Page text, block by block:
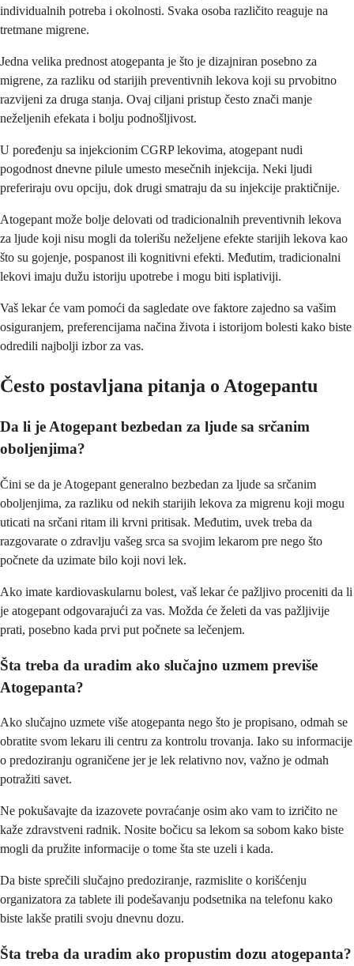
individualnih potreba i okolnosti. Svaka osoba različito reaguje na
tretmane migrene.
Jedna velika prednost atogepanta je što je dizajniran posebno za
migrene, za razliku od starijih preventivnih lekova koji su prvobitno
razvijeni za druga stanja. Ovaj ciljani pristup često znači manje
neželjenih efekata i bolju podnošljivost.
U poređenju sa injekcionim CGRP lekovima, atogepant nudi
pogodnost dnevne pilule umesto mesečnih injekcija. Neki ljudi
preferiraju ovu opciju, dok drugi smatraju da su injekcije praktičnije.
Atogepant može bolje delovati od tradicionalnih preventivnih lekova
za ljude koji nisu mogli da tolerišu neželjene efekte starijih lekova kao
što su gojenje, pospanost ili kognitivni efekti. Međutim, tradicionalni
lekovi imaju dužu istoriju upotrebe i mogu biti isplativiji.
Vaš lekar će vam pomoći da sagledate ove faktore zajedno sa vašim
osiguranjem, preferencijama načina života i istorijom bolesti kako biste
odredili najbolji izbor za vas.
Često postavljana pitanja o Atogepantu
Da li je Atogepant bezbedan za ljude sa srčanim
oboljenjima?
Čini se da je Atogepant generalno bezbedan za ljude sa srčanim
oboljenjima, za razliku od nekih starijih lekova za migrenu koji mogu
uticati na srčani ritam ili krvni pritisak. Međutim, uvek treba da
razgovarate o zdravlju vašeg srca sa svojim lekarom pre nego što
počnete da uzimate bilo koji novi lek.
Ako imate kardiovaskularnu bolest, vaš lekar će pažljivo proceniti da li
je atogepant odgovarajući za vas. Možda će želeti da vas pažljivije
prati, posebno kada prvi put počnete sa lečenjem.
Šta treba da uradim ako slučajno uzmem previše
Atogepanta?
Ako slučajno uzmete više atogepanta nego što je propisano, odmah se
obratite svom lekaru ili centru za kontrolu trovanja. Iako su informacije
o predoziranju ograničene jer je lek relativno nov, važno je odmah
potražiti savet.
Ne pokušavajte da izazovete povraćanje osim ako vam to izričito ne
kaže zdravstveni radnik. Nosite bočicu sa lekom sa sobom kako biste
mogli da pružite informacije o tome šta ste uzeli i kada.
Da biste sprečili slučajno predoziranje, razmislite o korišćenju
organizatora za tablete ili podešavanju podsetnika na telefonu kako
biste lakše pratili svoju dnevnu dozu.
Šta treba da uradim ako propustim dozu atogepanta?